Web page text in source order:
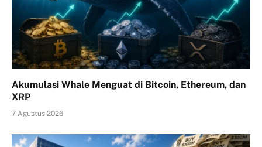
Akumulasi Whale Menguat di Bitcoin, Ethereum, dan
XRP
7 Agustus 2026